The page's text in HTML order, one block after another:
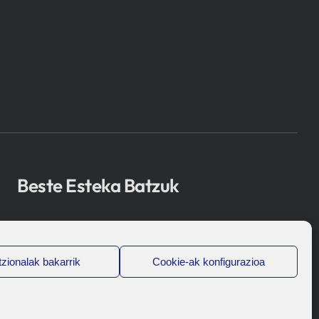
bakarrik Cookie-ak konfigurazioa
Beste Esteka Batzuk
Bioef
Eusko Jaurlaritza